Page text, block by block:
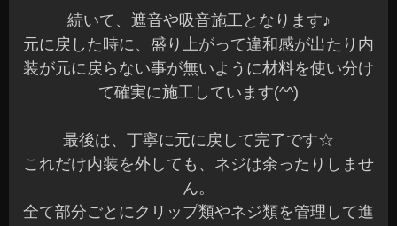
続いて、遮音や吸音施工となります♪
元に戻した時に、盛り上がって違和感が出たり内
装が元に戻らない事が無いように材料を使い分け
て確実に施工しています(^^)
最後は、丁寧に元に戻して完了です☆
これだけ内装を外しても、ネジは余ったりしませ
ん。
全て部分ごとにクリップ類やネジ類を管理して進